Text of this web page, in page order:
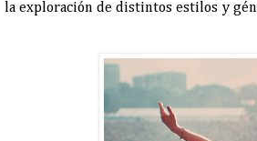
la exploración de distintos estilos y